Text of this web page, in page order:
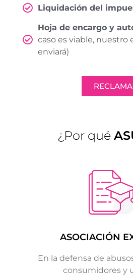
Liquidación del
Hoja de encargo y
caso es viable, nuestro
enviará)
RECLAMA
¿Por qué
ASOCIACIÓN
En la defensa de
consumidores y